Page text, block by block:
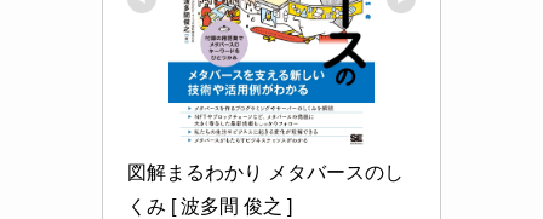
図解まるわかり メタバースのし
くみ [ 波多間 俊之 ]